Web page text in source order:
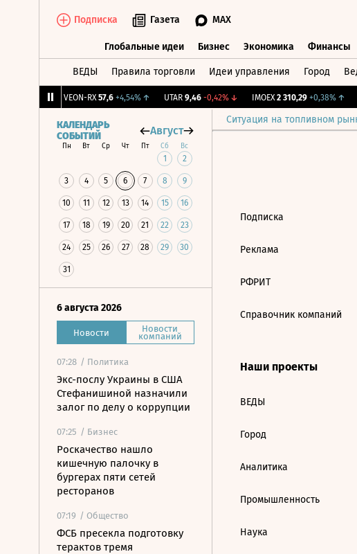
Подписка Газета MAX
Глобальные идеи Бизнес Экономика Финансы
ВЕДЫ Правила торговли Идеи управления Город
VEON-RX 57,6 +4,54%↑ UTAR 9,46 -0,42%↓ IMOEX 2 310,29 +0,38%↑
Ситуация на топливном
КАЛЕНДАРЬ
СОБЫТИЙ
Август
Пн Вт Ср Чт Пт Сб Вс
1 2
3 4 5 6 7 8 9
10 11 12 13 14 15 16
17 18 19 20 21 22 23
24 25 26 27 28 29 30
31
6 августа 2026
Новости Новости
компаний
07:28 / Политика
Экс-послу Украины в США
Стефанишиной назначили
залог по делу о коррупции
07:25 / Бизнес
Роскачество нашло
кишечную палочку в
бургерах пяти сетей
ресторанов
07:19 / Общество
ФСБ пресекла подготовку
терактов тремя
Подписка
Реклама
РФРИТ
Справочник компаний
Наши проекты
ВЕДЫ
Город
Аналитика
Промышленность
Наука